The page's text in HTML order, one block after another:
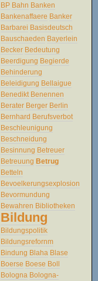
BP Bahn Banken
Bankenaffaere Banker
Barbarei Basisdeutsch
Bauschaeden Bayerlein
Becker Bedeutung
Beerdigung Begierde
Behinderung
Beleidigung Bellaigue
Benedikt Benennen
Berater Berger Berlin
Bernhard Berufsverbot
Beschleunigung
Beschneidung
Besinnung Betreuer
Betreuung Betrug
Betteln
Bevoelkerungsexplosion
Bevormundung
Bewahren Bibliotheken
Bildung
Bildungspolitik
Bildungsrefornm
Bindung Blaha Blase
Boerse Boese Boll
Bologna Bologna-